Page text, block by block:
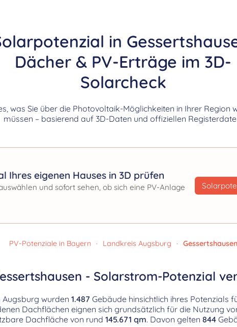
in
Dächer & PV-Erträge im 3D-
Solarcheck
was Sie über die Photovoltaik-Möglichkeiten in Ihrer Region
müssen – basierend auf 3D-Daten und offiziellen
Ihres eigenen Hauses in 3D prüfen
und sofort sehen, ob sich eine PV-Anlage
PV-Potenziale in Bayern · Landkreis Augsburg · Gessertshausen
- Solarstrom-Potenzial
Augsburg wurden 1.487 Gebäude hinsichtlich ihres Potenzials
Dachflächen eignen sich grundsätzlich für die Nutzung
Dachfläche von rund 145.671 qm. Davon gelten 844